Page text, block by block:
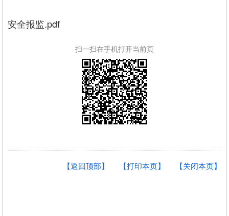
安全报监.pdf
扫一扫在手机打开当前页
【关闭本页】
【打印本页】
【返回顶部】